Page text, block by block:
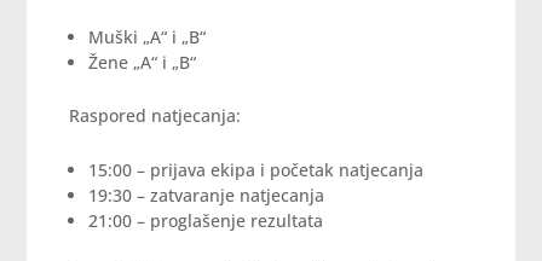
Muški „A“ i „B“
Žene „A“ i „B“
Raspored natjecanja:
15:00 – prijava ekipa i početak natjecanja
19:30 – zatvaranje natjecanja
21:00 – proglašenje rezultata